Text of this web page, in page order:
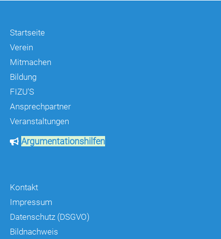
Startseite
Verein
Mitmachen
Bildung
FIZU'S
Ansprechpartner
Veranstaltungen
Argumentationshilfen
Kontakt
Impressum
Datenschutz (DSGVO)
Bildnachweis